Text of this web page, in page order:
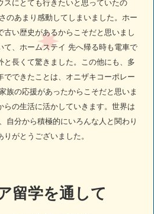
スにとても行きたいと思っていたの
のあまり感動してしまいました。ホー
古い歴史があるからこそだと思いまし
て、ホームステイ 先へ帰る時も電車で
と長くて驚きました。この他にも、多
でできたことは、オニザキコーポレー
族の応援があったからこそだと思いま
らの生活に活かしていきます。世界は
自分から積極的にいろんな人と関わり
がとうございました。
留学を通して